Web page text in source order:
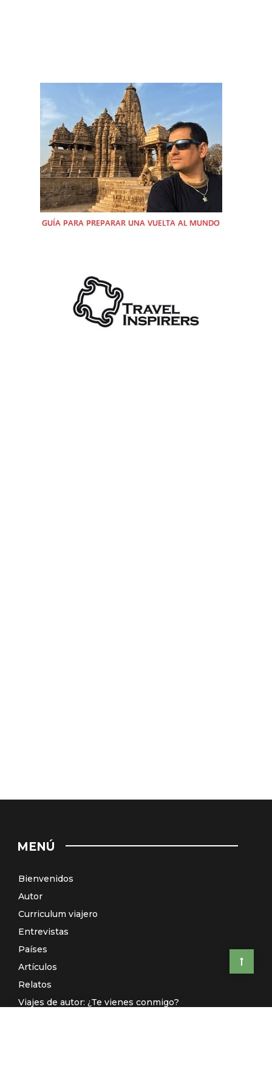
MENÚ
Bienvenidos
Autor
Curriculum viajero
Entrevistas
Países
Artículos
Relatos
Viajes de autor: ¿Te vienes conmigo?